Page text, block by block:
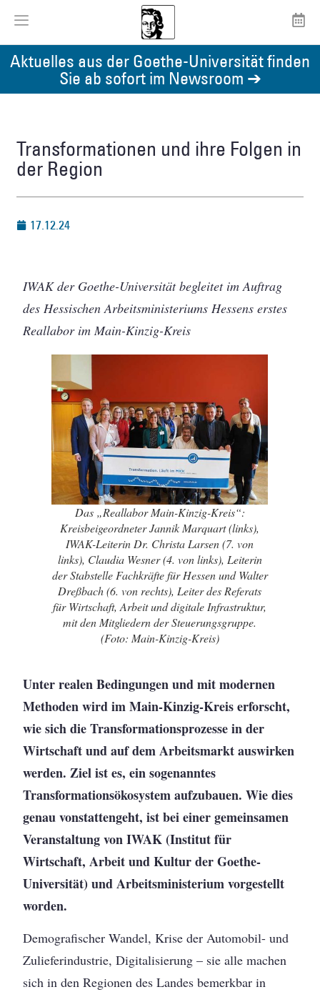
Aktuelles aus der Goethe-Universität finden
Sie ab sofort im Newsroom ➔
Transformationen und ihre Folgen in
der Region
17.12.24
IWAK der Goethe-Universität begleitet im Auftrag
des Hessischen Arbeitsministeriums Hessens erstes
Reallabor im Main-Kinzig-Kreis
Das „Reallabor Main-Kinzig-Kreis“:
Kreisbeigeordneter Jannik Marquart (links),
IWAK-Leiterin Dr. Christa Larsen (7. von
links), Claudia Wesner (4. von links), Leiterin
der Stabstelle Fachkräfte für Hessen und Walter
Dreßbach (6. von rechts), Leiter des Referats
für Wirtschaft, Arbeit und digitale Infrastruktur,
mit den Mitgliedern der Steuerungsgruppe.
(Foto: Main-Kinzig-Kreis)
Unter realen Bedingungen und mit modernen
Methoden wird im Main-Kinzig-Kreis erforscht,
wie sich die Transformationsprozesse in der
Wirtschaft und auf dem Arbeitsmarkt auswirken
werden. Ziel ist es, ein sogenanntes
Transformationsökosystem aufzubauen. Wie dies
genau vonstattengeht, ist bei einer gemeinsamen
Veranstaltung von IWAK (Institut für
Wirtschaft, Arbeit und Kultur der Goethe-
Universität) und Arbeitsministerium vorgestellt
worden.
Demografischer Wandel, Krise der Automobil- und
Zulieferindustrie, Digitalisierung – sie alle machen
sich in den Regionen des Landes bemerkbar in